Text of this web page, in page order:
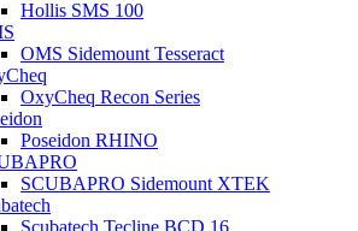
Hollis SMS 100
OMS Sidemount Tesseract
OxyCheq Recon Series
Poseidon RHINO
SCUBAPRO Sidemount XTEK